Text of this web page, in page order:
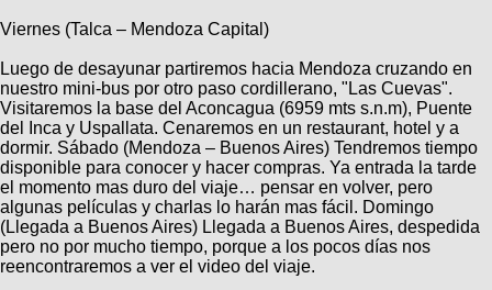
Viernes (Talca – Mendoza Capital)
Luego de desayunar partiremos hacia Mendoza cruzando en
nuestro mini-bus por otro paso cordillerano, "Las Cuevas".
Visitaremos la base del Aconcagua (6959 mts s.n.m), Puente
del Inca y Uspallata. Cenaremos en un restaurant, hotel y a
dormir. Sábado (Mendoza – Buenos Aires) Tendremos tiempo
disponible para conocer y hacer compras. Ya entrada la tarde
el momento mas duro del viaje… pensar en volver, pero
algunas películas y charlas lo harán mas fácil. Domingo
(Llegada a Buenos Aires) Llegada a Buenos Aires, despedida
pero no por mucho tiempo, porque a los pocos días nos
reencontraremos a ver el video del viaje.